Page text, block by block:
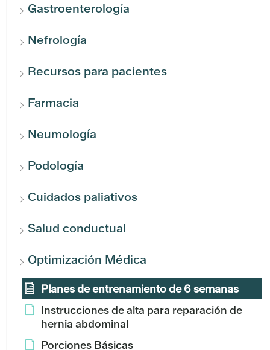
Gastroenterología
Nefrología
Recursos para pacientes
Farmacia
Neumología
Podología
Cuidados paliativos
Salud conductual
Optimización Médica
Planes de entrenamiento de 6 semanas
Instrucciones de alta para reparación de
hernia abdominal
Porciones Básicas